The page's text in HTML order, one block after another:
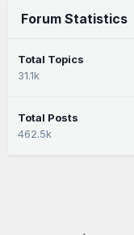
Forum Statistics
Total Topics
31.1k
Total Posts
462.5k